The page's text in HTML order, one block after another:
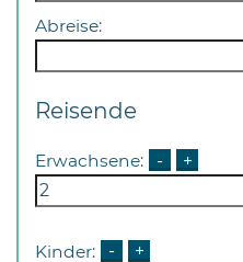
Abreise:
Reisende
Erwachsene: - +
Kinder: - +